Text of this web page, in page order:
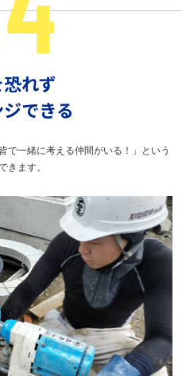
れず
できる
で一緒に考える仲間がいる！」という
きます。